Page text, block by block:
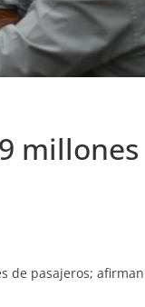
millones
de pasajeros; afirman